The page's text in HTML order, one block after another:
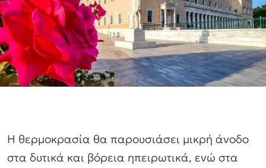
Η θερμοκρασία θα παρουσιάσει μικρή άνοδο
στα δυτικά και βόρεια ηπειρωτικά, ενώ στα